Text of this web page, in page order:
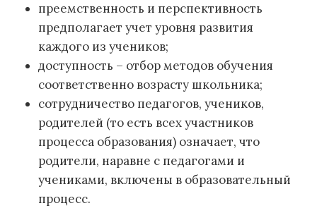
преемственность и перспективность
предполагает учет уровня развития
каждого из учеников;
доступность – отбор методов обучения
соответственно возрасту школьника;
сотрудничество педагогов, учеников,
родителей (то есть всех участников
процесса образования) означает, что
родители, наравне с педагогами и
учениками, включены в образовательный
процесс.